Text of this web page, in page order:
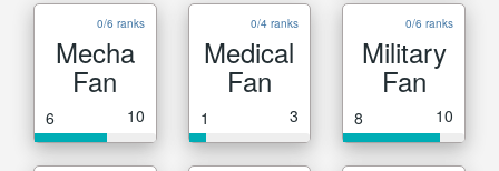
0/6 ranks
Mecha
Fan
6 10
0/4 ranks
Medical
Fan
1 3
0/6 ranks
Military
Fan
8 10